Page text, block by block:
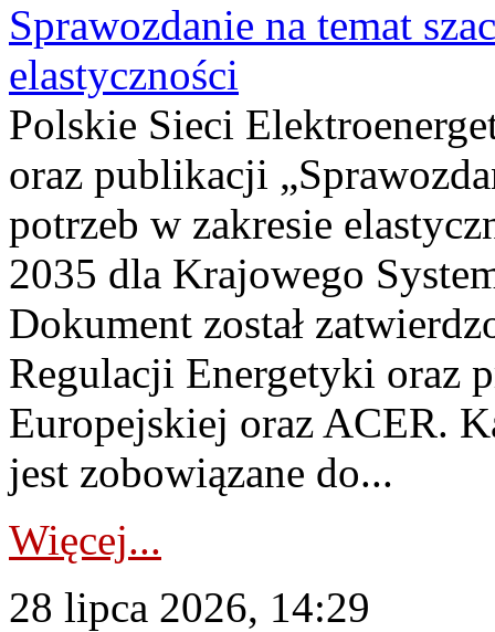
Sprawozdanie na temat
elastyczności
Polskie Sieci
oraz publikacji
potrzeb w zakresie
2035 dla Krajowego
Dokument został
Regulacji Energetyki oraz
Europejskiej oraz ACER.
jest zobowiązane do...
Więcej...
28 lipca 2026, 14:29